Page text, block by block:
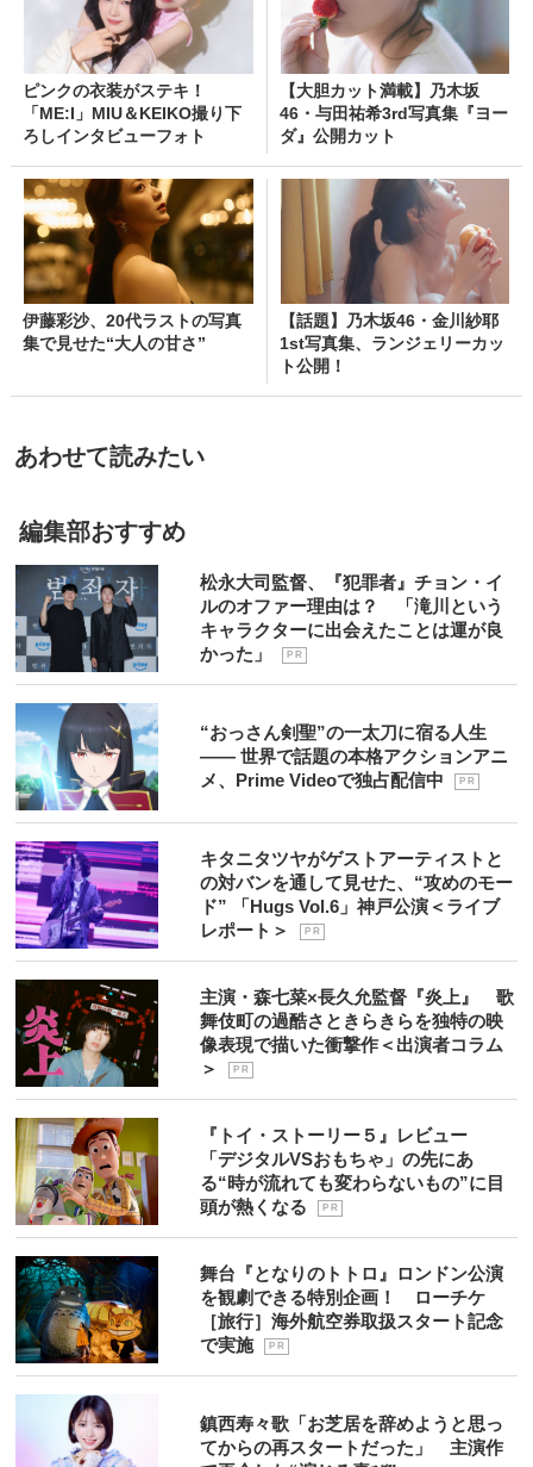
ピンクの衣装がステキ！
「ME:I」MIU＆KEIKO撮り下
ろしインタビューフォト
【大胆カット満載】乃木坂
46・与田祐希3rd写真集『ヨー
ダ』公開カット
伊藤彩沙、20代ラストの写真
集で見せた“大人の甘さ”
【話題】乃木坂46・金川紗耶
1st写真集、ランジェリーカッ
ト公開！
あわせて読みたい
編集部おすすめ
松永大司監督、『犯罪者』チョン・イ
ルのオファー理由は？ 「滝川という
キャラクターに出会えたことは運が良
かった」
P R
“おっさん剣聖”の一太刀に宿る人生
―― 世界で話題の本格アクションアニ
メ、Prime Videoで独占配信中
P R
キタニタツヤがゲストアーティストと
の対バンを通して見せた、“攻めのモー
ド” 「Hugs Vol.6」神戸公演＜ライブ
レポート＞
P R
主演・森七菜×長久允監督『炎上』 歌
舞伎町の過酷さときらきらを独特の映
像表現で描いた衝撃作＜出演者コラム
＞
P R
『トイ・ストーリー５』レビュー
「デジタルVSおもちゃ」の先にあ
る“時が流れても変わらないもの”に目
頭が熱くなる
P R
舞台『となりのトトロ』ロンドン公演
を観劇できる特別企画！ ローチケ
［旅行］海外航空券取扱スタート記念
で実施
P R
鎮西寿々歌「お芝居を辞めようと思っ
てからの再スタートだった」 主演作